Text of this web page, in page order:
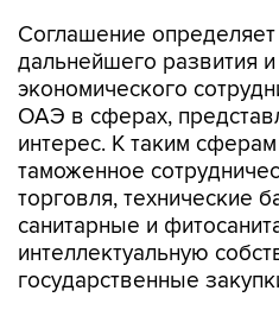
Соглашение определяет
дальнейшего развития
экономического
ОАЭ в сферах,
интерес. К таким сферам
таможенное
торговля, технические
санитарные и
интеллектуальную
государственные